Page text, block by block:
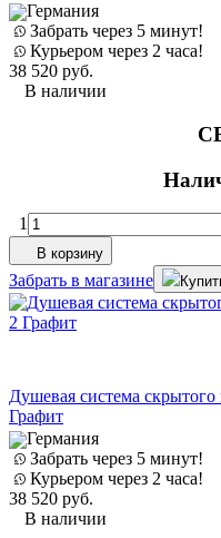
Германия
Забрать через 5 минут!
Курьером через 2 часа!
38 520 руб.
В наличии
1
В корзину
Забрать в магазине
Душевая система
Графит
Германия
Забрать через 5 минут!
Курьером через 2 часа!
38 520 руб.
В наличии